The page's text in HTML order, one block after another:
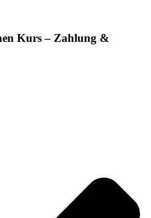
Kurs – Zahlung &